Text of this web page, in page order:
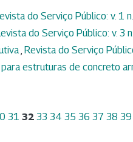
do Serviço Público: v. 1
do Serviço Público: v. 3
, Revista do Serviço
estruturas de concreto
31 32 33 34 35 36 37 38 39